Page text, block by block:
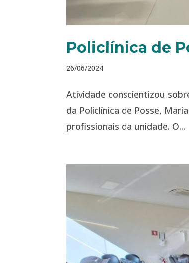
Policlínica de
26/06/2024
Atividade conscientizou
da Policlínica de Posse,
profissionais da unidade. O...